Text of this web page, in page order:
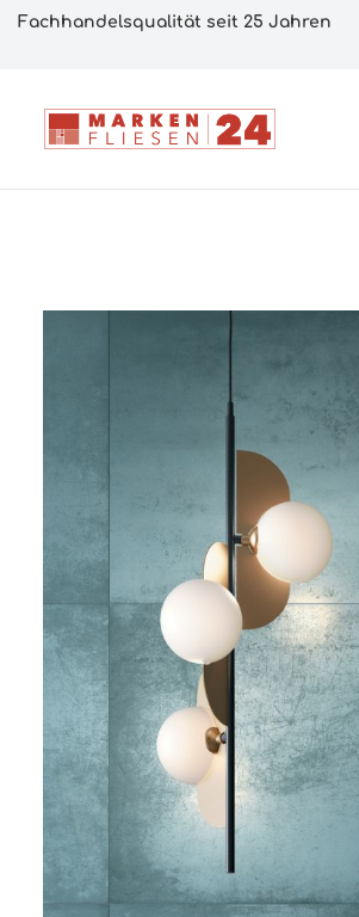
Fachhandelsqualität seit 25 Jahren